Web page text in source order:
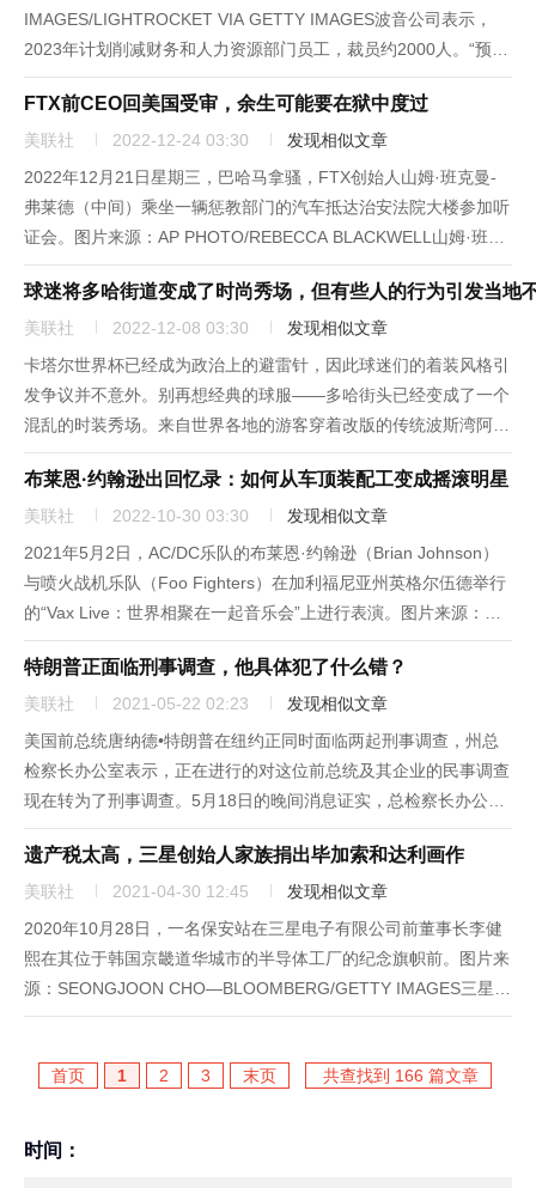
IMAGES/LIGHTROCKET VIA GETTY IMAGES波音公司表示，
2023年计划削减财务和人力资源部门员工，裁员约2000人。“预计
自然减员加上裁员，公司财务和人力资源部门将裁撤约2000
人，”波音周一在一份声明中表示。“...
FTX前CEO回美国受审，余生可能要在狱中度过
美联社 2022-12-24 03:30
发现相似文章
2022年12月21日星期三，巴哈马拿骚，FTX创始人山姆·班克曼-
弗莱德（中间）乘坐一辆惩教部门的汽车抵达治安法院大楼参加听
证会。图片来源：AP PHOTO/REBECCA BLACKWELL山姆·班克
曼-弗莱德周三对巴哈马法院表示，他已经同意被引渡回美国，面
对与加密货币交易平台FTX破产有关的刑...
球迷将多哈街道变成了时尚秀场，但有些人的行为引发当地
美联社 2022-12-08 03:30
发现相似文章
卡塔尔世界杯已经成为政治上的避雷针，因此球迷们的着装风格引
发争议并不意外。别再想经典的球服——多哈街头已经变成了一个
混乱的时装秀场。来自世界各地的游客穿着改版的传统波斯湾阿拉
伯国家的头巾和长袍。西方女性试戴头巾。英国球迷披上了十字军
的服装。在同性恋有罪的卡塔尔，有政治意识的球迷们用彩虹配件
表达自己的...
布莱恩·约翰逊出回忆录：如何从车顶装配工变成摇滚明星
美联社 2022-10-30 03:30
发现相似文章
2021年5月2日，AC/DC乐队的布莱恩·约翰逊（Brian Johnson）
与喷火战机乐队（Foo Fighters）在加利福尼亚州英格尔伍德举行
的“Vax Live：世界相聚在一起音乐会”上进行表演。图片来源：
JORDAN STRAUSS/INVISION/AP作为重摇滚偶像AC/DC乐队的
主...
特朗普正面临刑事调查，他具体犯了什么错？
美联社 2021-05-22 02:23
发现相似文章
美国前总统唐纳德•特朗普在纽约正同时面临两起刑事调查，州总
检察长办公室表示，正在进行的对这位前总统及其企业的民事调查
现在转为了刑事调查。5月18日的晚间消息证实，总检察长办公室
正在与曼哈顿地区检察官办公室合作进行这项调查。近两年来，曼
哈顿地区检察官办公室一直在严格审查特朗普及其公司特朗普集团
（Tru...
遗产税太高，三星创始人家族捐出毕加索和达利画作
美联社 2021-04-30 12:45
发现相似文章
2020年10月28日，一名保安站在三星电子有限公司前董事长李健
熙在其位于韩国京畿道华城市的半导体工厂的纪念旗帜前。图片来
源：SEONGJOON CHO—BLOOMBERG/GETTY IMAGES三星的
创始人家族将捐出数以万计的包括毕加索和达利画作在内的珍稀艺
首页
1 2 3 末页 共查找到 166 篇文章
时间：